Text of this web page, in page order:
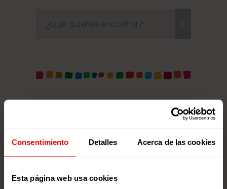
Consentimiento Detalles Acerca de las cookies
Esta página web usa cookies
Podcasts sobre Ciudadanía Global
Entreculturas.